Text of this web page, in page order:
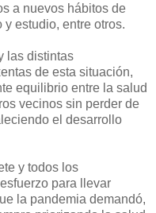
a nuevos hábitos de
estudio, entre otros.
las distintas
de esta situación,
equilibrio entre la salud
vecinos sin perder de
el desarrollo
y todos los
para llevar
la pandemia demandó,